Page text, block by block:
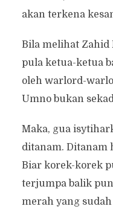
akan terkena
Bila melihat Zahid
pula ketua-ketua
oleh warlord-
Umno bukan
Maka, gua
ditanam. Ditanam
Biar korek-korek
terjumpa balik
merah yang